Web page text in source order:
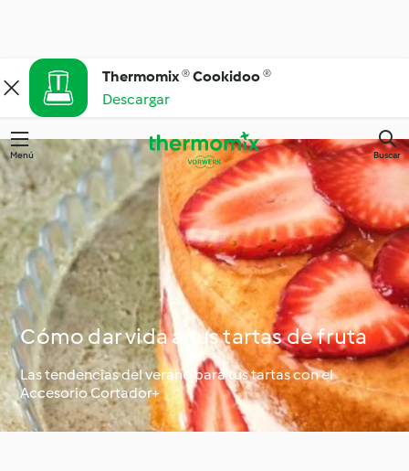
Thermomix ® Cookidoo ®
Descargar
Menú Buscar
Cómo dar vida a tus tartas de fruta
Las tendencias del verano para tus tartas con el
Accesorio Cortador+